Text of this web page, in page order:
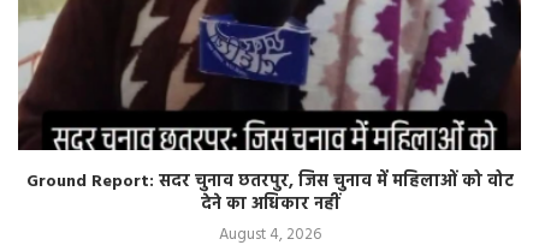
Ground Report: सदर चुनाव छतरपुर, जिस चुनाव में महिलाओं को वोट
देने का अधिकार नहीं
August 4, 2026